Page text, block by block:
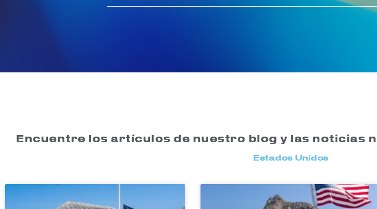
Encuentre los artículos de nuestro blog y las noticias
Estados Unidos